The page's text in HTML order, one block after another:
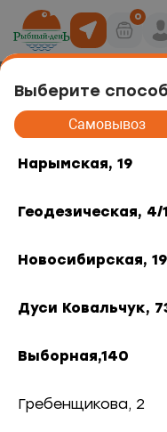
Выберите
Самовывоз
Нарымская, 19
Геодезическая, 4/1
Новосибирская,
Дуси Ковальчук,
Выборная,140
Гребенщикова, 2
0
роллов
рыба
и отделы
6
4/1
Крабовые
500гр